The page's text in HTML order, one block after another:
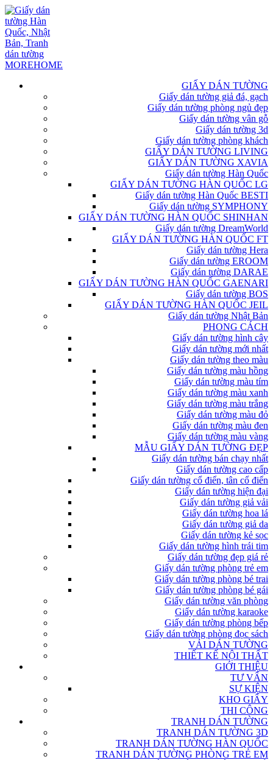
GIẤY DÁN TƯỜNG
Giấy dán tường giả đá, gạch
Giấy dán tường phòng ngủ đẹp
Giấy dán tường vân gỗ
Giấy dán tường 3d
Giấy dán tường phòng khách
GIẤY DÁN TƯỜNG LIVING
GIẤY DÁN TƯỜNG XAVIA
Giấy dán tường Hàn Quốc
GIẤY DÁN TƯỜNG HÀN QUỐC LG
Giấy dán tường Hàn Quốc BESTI
Giấy dán tường SYMPHONY
GIẤY DÁN TƯỜNG HÀN QUỐC SHINHAN
Giấy dán tường DreamWorld
GIẤY DÁN TƯỜNG HÀN QUỐC FT
Giấy dán tường Hera
Giấy dán tường EROOM
Giấy dán tường DARAE
GIẤY DÁN TƯỜNG HÀN QUỐC GAENARI
Giấy dán tường BOS
GIẤY DÁN TƯỜNG HÀN QUỐC JEIL
Giấy dán tường Nhật Bản
PHONG CÁCH
Giấy dán tường hình cây
Giấy dán tường mới nhất
Giấy dán tường theo màu
Giấy dán tường màu hồng
Giấy dán tường màu tím
Giấy dán tường màu xanh
Giấy dán tường màu trắng
Giấy dán tường màu đỏ
Giấy dán tường màu đen
Giấy dán tường màu vàng
MẪU GIẤY DÁN TƯỜNG ĐẸP
Giấy dán tường bán chạy nhất
Giấy dán tường cao cấp
Giấy dán tường cổ điển, tân cổ điển
Giấy dán tường hiện đại
Giấy dán tường giả vải
Giấy dán tường hoa lá
Giấy dán tường giả da
Giấy dán tường kẻ sọc
Giấy dán tường hình trái tim
Giấy dán tường đẹp giá rẻ
Giấy dán tường phòng trẻ em
Giấy dán tường phòng bé trai
Giấy dán tường phòng bé gái
Giấy dán tường văn phòng
Giấy dán tường karaoke
Giấy dán tường phòng bếp
Giấy dán tường phòng đọc sách
VẢI DÁN TƯỜNG
THIẾT KẾ NỘI THẤT
GIỚI THIỆU
TƯ VẤN
SỰ KIỆN
KHO GIẤY
THI CÔNG
TRANH DÁN TƯỜNG
TRANH DÁN TƯỜNG 3D
TRANH DÁN TƯỜNG HÀN QUỐC
TRANH DÁN TƯỜNG PHÒNG TRẺ EM